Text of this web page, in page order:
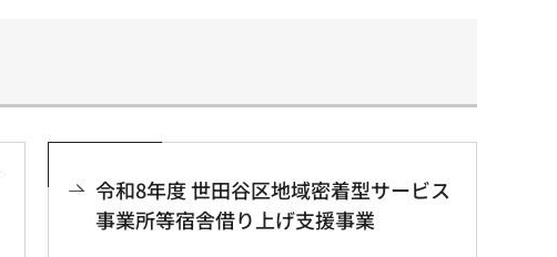
令和8年度 世田谷区地域密着型サービス
事業所等宿舎借り上げ支援事業